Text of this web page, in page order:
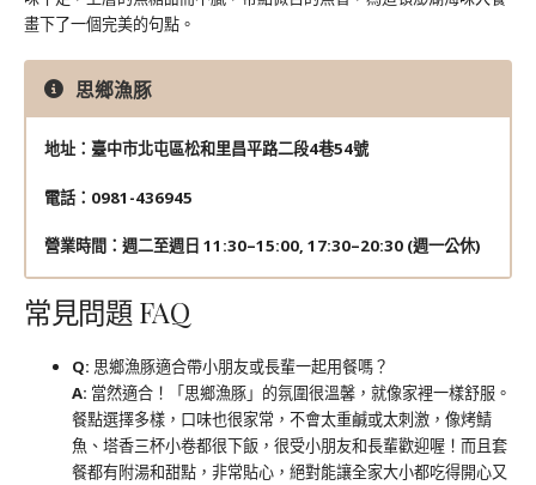
畫下了一個完美的句點。
思鄉漁豚
地址：臺中市北屯區松和里昌平路二段4巷54號
電話：0981-436945
營業時間：週二至週日 11:30–15:00, 17:30–20:30 (週一公休)
常見問題 FAQ
Q: 思鄉漁豚適合帶小朋友或長輩一起用餐嗎？
A: 當然適合！「思鄉漁豚」的氛圍很溫馨，就像家裡一樣舒服。
餐點選擇多樣，口味也很家常，不會太重鹹或太刺激，像烤鯖
魚、塔香三杯小卷都很下飯，很受小朋友和長輩歡迎喔！而且套
餐都有附湯和甜點，非常貼心，絕對能讓全家大小都吃得開心又